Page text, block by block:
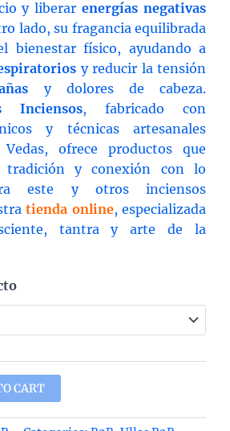
y liberarenergías negativas
lado, su fragancia equilibrada
bienestar físico, ayudando a
y reducir la tensión
y dolores de cabeza.
Inciensos, fabricado con
y técnicas artesanales
ofrece productos que
tradición y conexión con lo
este y otros inciensos
tienda online, especializada
tantra y arte de la
CART